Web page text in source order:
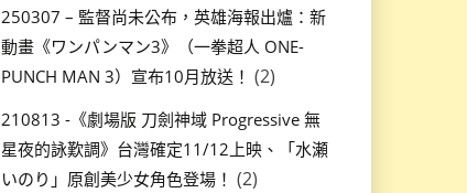
250307 – 監督尚未公布，英雄海報出爐：新
動畫《ワンパンマン3》（一拳超人 ONE-
PUNCH MAN 3）宣布10月放送！ (2)
210813 -《劇場版 刀劍神域 Progressive 無
星夜的詠歎調》台灣確定11/12上映、「水瀬
いのり」原創美少女角色登場！ (2)